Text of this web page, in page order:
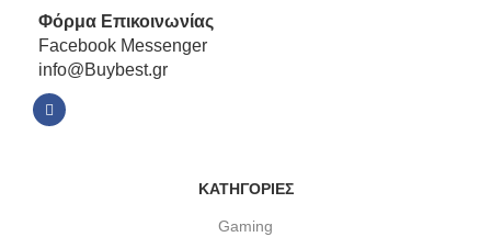
Φόρμα Επικοινωνίας
Facebook Messenger
info@Buybest.gr
ΚΑΤΗΓΟΡΙΕΣ
Gaming